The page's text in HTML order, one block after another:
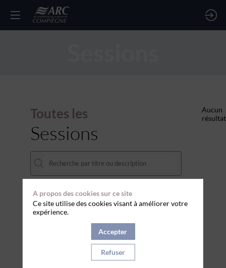
Toutes les
Sessions
DATES
THÈMATIQUES
Effacer tous les filtres
Aucun
résultat
A propos des cookies sur ce site
Ce site utilise des cookies visant à améliorer votre
expérience.
Accepter
Refuser